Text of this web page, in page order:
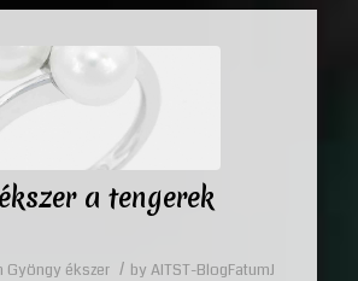
a tengerek
Gyöngy ékszer / by AITST-BlogFatumJ